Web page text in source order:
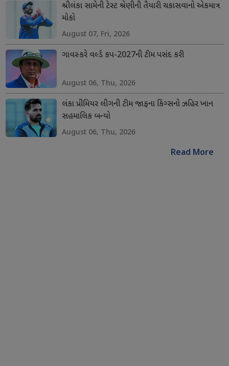
શ્રીલંકા સામેની ટેસ્ટ શ્રેણીની તૈયારી ચકાસવાનો એકમાત્ર
મોકો
August 07, Fri, 2026
ગાવસ્કરે વર્લ્ડ કપ-2027ની ટીમ પસંદ કરી
August 06, Thu, 2026
લંકા પ્રીમિયર લીગની ટીમ જાફના કિંગ્સનો ઝહિર ખાન
સહમાલિક બન્યો
August 06, Thu, 2026
Read More